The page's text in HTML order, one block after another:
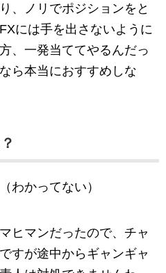
、ノリでポジションをと
には手を出さないように
、一発当ててやるんだっ
ら本当におすすめしな
わかってない）
ヒマンだったので、チャ
すが途中からギャンギャ